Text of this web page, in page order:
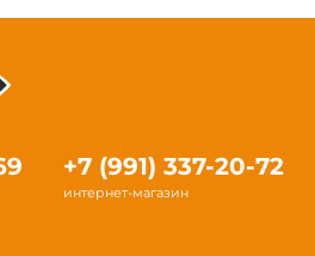
+7 (991) 337-20-72
интернет-магазин